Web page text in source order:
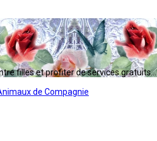
filles et profiter de services gratuits...
de Compagnie